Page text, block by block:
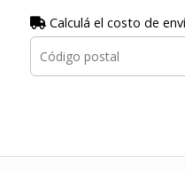
Calculá el costo de